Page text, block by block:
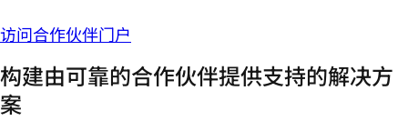
访问合作伙伴门户
构建由可靠的合作伙伴提供支持的解决方
案